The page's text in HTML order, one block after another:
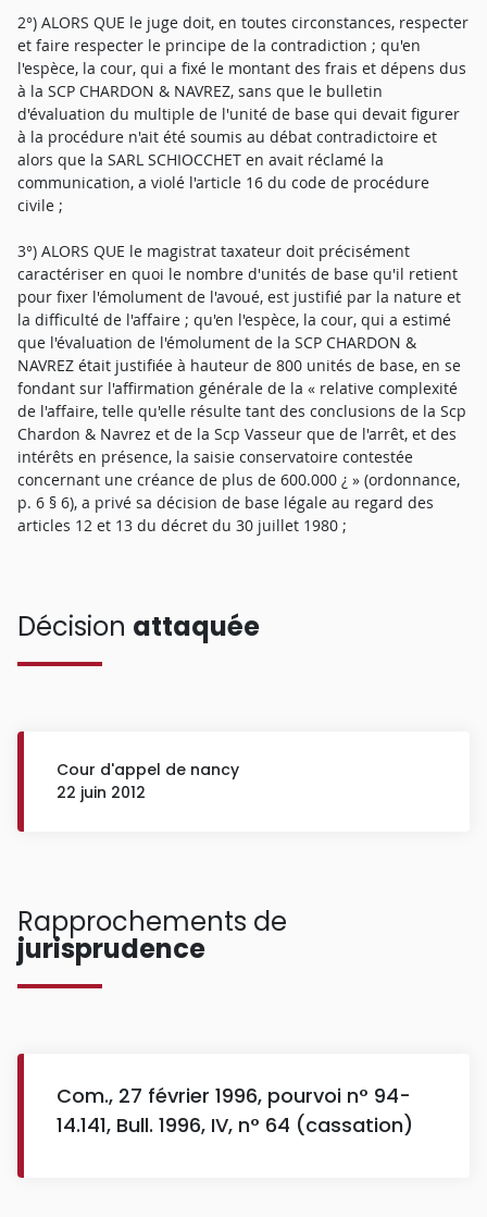
2°) ALORS QUE le juge doit, en toutes circonstances, respecter
et faire respecter le principe de la contradiction ; qu'en
l'espèce, la cour, qui a fixé le montant des frais et dépens dus
à la SCP CHARDON & NAVREZ, sans que le bulletin
d'évaluation du multiple de l'unité de base qui devait figurer
à la procédure n'ait été soumis au débat contradictoire et
alors que la SARL SCHIOCCHET en avait réclamé la
communication, a violé l'article 16 du code de procédure
civile ;
3°) ALORS QUE le magistrat taxateur doit précisément
caractériser en quoi le nombre d'unités de base qu'il retient
pour fixer l'émolument de l'avoué, est justifié par la nature et
la difficulté de l'affaire ; qu'en l'espèce, la cour, qui a estimé
que l'évaluation de l'émolument de la SCP CHARDON &
NAVREZ était justifiée à hauteur de 800 unités de base, en se
fondant sur l'affirmation générale de la « relative complexité
de l'affaire, telle qu'elle résulte tant des conclusions de la Scp
Chardon & Navrez et de la Scp Vasseur que de l'arrêt, et des
intérêts en présence, la saisie conservatoire contestée
concernant une créance de plus de 600.000 ¿ » (ordonnance,
p. 6 § 6), a privé sa décision de base légale au regard des
articles 12 et 13 du décret du 30 juillet 1980 ;
Décision attaquée
Cour d'appel de nancy
22 juin 2012
Rapprochements de
jurisprudence
Com., 27 février 1996, pourvoi n° 94-
14.141, Bull. 1996, IV, n° 64 (cassation)